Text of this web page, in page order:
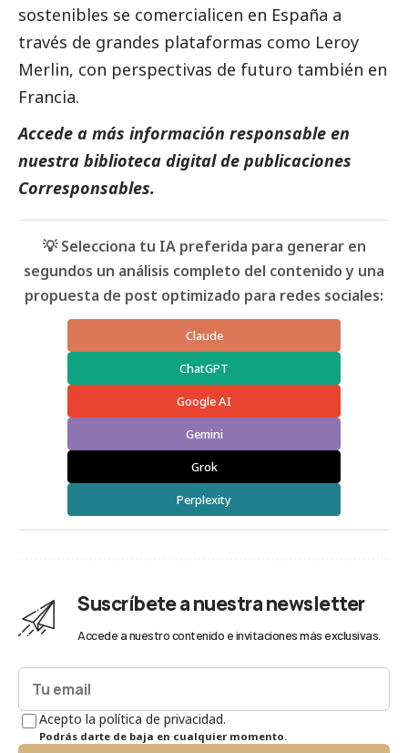
sostenibles se comercialicen en España a
través de grandes plataformas como Leroy
Merlin, con perspectivas de futuro también en
Francia.
Accede a más información responsable en
nuestra biblioteca digital de publicaciones
Corresponsables.
💡 Selecciona tu IA preferida para generar en
segundos un análisis completo del contenido y una
propuesta de post optimizado para redes sociales:
Claude
ChatGPT
Google AI
Gemini
Grok
Perplexity
Suscríbete a nuestra newsletter
Accede a nuestro contenido e invitaciones más exclusivas.
Acepto la política de privacidad.
Podrás darte de baja en cualquier momento.